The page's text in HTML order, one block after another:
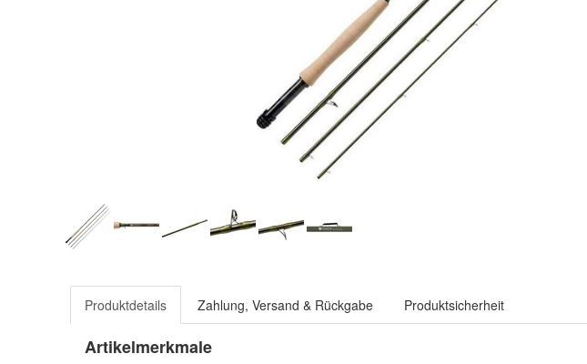
Produktdetails Zahlung, Versand & Rückgabe Produktsicherheit
Artikelmerkmale